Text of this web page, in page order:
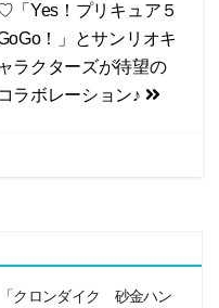
「Yes！プリキュア５
！」とサンリオキ
ャラクターズが待望の
コラボレーション♪
「クロンダイク 砂金ハン